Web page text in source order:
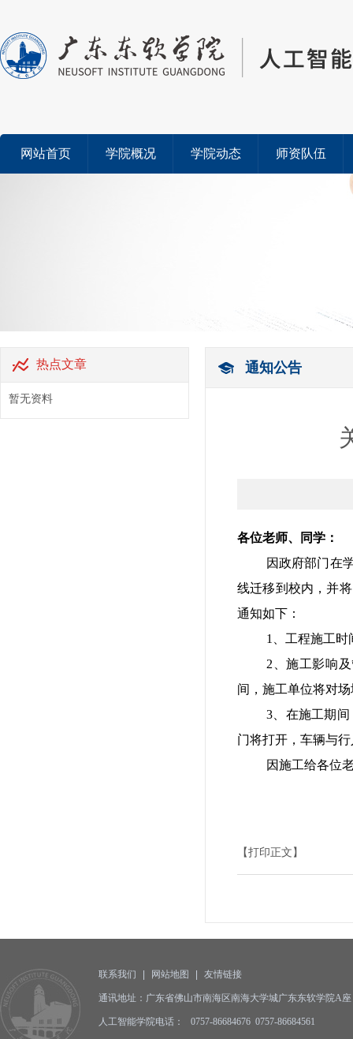
网站首页 学院概况 学院动态 师资队伍
热点文章
暂无资料
通知公告
各位老师、同学：
因政府部门在
线迁移到校内，并
通知如下：
1、工程施工时
2、施工影响
间， 施工单位将对
3、在施工期
门将打开，车辆与
因施工给各位
【打印正文】
联系我们 网站地图 友情链接
通讯地址：广东省佛山市南海区南海大学城广东东软学院A
人工智能学院电话： 0757-86684676 0757-86684561